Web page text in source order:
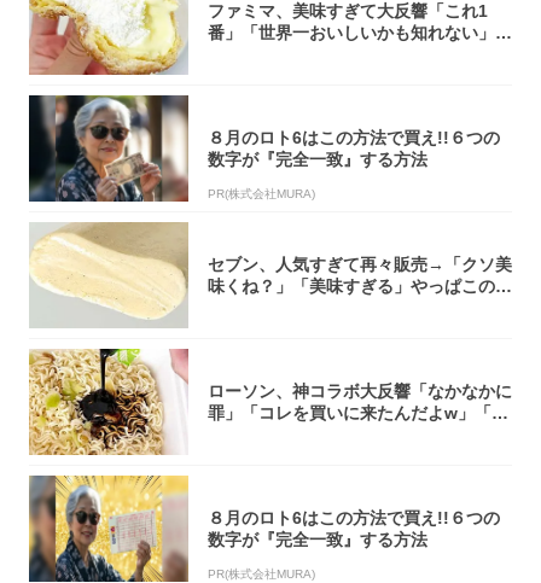
ファミマ、美味すぎて大反響「これ1
番」「世界一おいしいかも知れない」
８月のロト6はこの方法で買え!!６つの
数字が『完全一致』する方法
PR(株式会社MURA)
セブン、人気すぎて再々販売→「クソ美
味くね？」「美味すぎる」やっぱこのク
ローソン、神コラボ大反響「なかなかに
罪」「コレを買いに来たんだよw」「３
８月のロト6はこの方法で買え!!６つの
数字が『完全一致』する方法
PR(株式会社MURA)